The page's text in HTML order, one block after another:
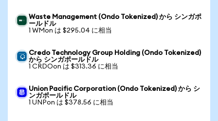
Waste Management (Ondo Tokenized) から シンガポ
ールドル
1 WMon は $295.04 に相当
Credo Technology Group Holding (Ondo Tokenized)
から シンガポールドル
1 CRDOon は $313.36 に相当
Union Pacific Corporation (Ondo Tokenized) から シ
ンガポールドル
1 UNPon は $378.56 に相当